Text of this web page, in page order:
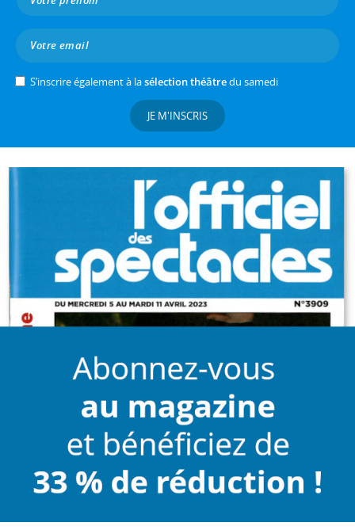
S’inscrire également à lasélection théâtredu samedi
JE M'INSCRIS